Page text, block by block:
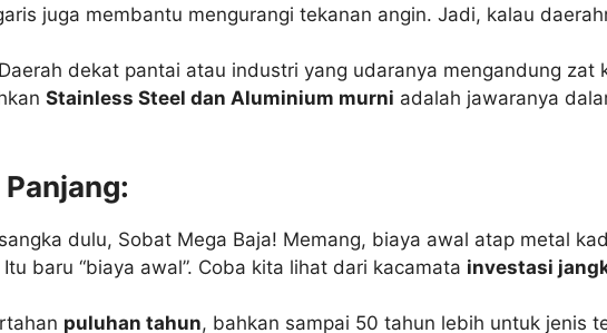
juga membantu mengurangi tekanan angin. Jadi, kalau
dekat pantai atau industri yang udaranya mengandung zat
Stainless Steel dan Aluminium murni adalah jawaranya
dulu, Sobat Mega Baja! Memang, biaya awal atap metal
baru “biaya awal”. Coba kita lihat dari kacamata investasi
puluhan tahun, bahkan sampai 50 tahun lebih untuk jenis